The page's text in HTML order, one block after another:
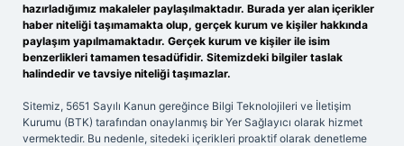
hazırladığımız makaleler paylaşılmaktadır. Burada yer alan içerikler
haber niteliği taşımamakta olup, gerçek kurum ve kişiler hakkında
paylaşım yapılmamaktadır. Gerçek kurum ve kişiler ile isim
benzerlikleri tamamen tesadüfidir. Sitemizdeki bilgiler taslak
halindedir ve tavsiye niteliği taşımazlar.
Sitemiz, 5651 Sayılı Kanun gereğince Bilgi Teknolojileri ve İletişim
Kurumu (BTK) tarafından onaylanmış bir Yer Sağlayıcı olarak hizmet
vermektedir. Bu nedenle, sitedeki içerikleri proaktif olarak denetleme